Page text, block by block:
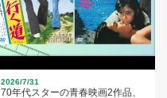
2026/7/31
70年代スターの青春映画2作品、